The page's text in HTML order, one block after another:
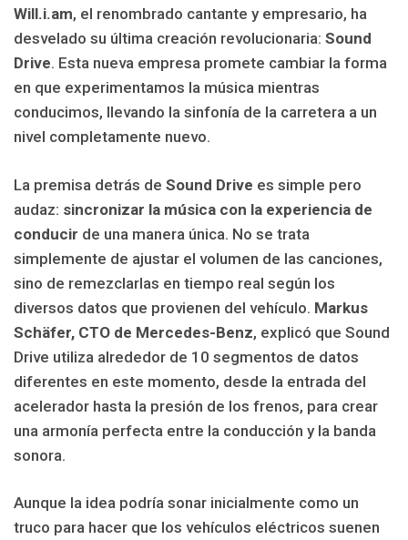
Will.i.am, el renombrado cantante y empresario, ha
desvelado su última creación revolucionaria: Sound
Drive. Esta nueva empresa promete cambiar la forma
en que experimentamos la música mientras
conducimos, llevando la sinfonía de la carretera a un
nivel completamente nuevo.
La premisa detrás de Sound Drive es simple pero
audaz: sincronizar la música con la experiencia de
conducir de una manera única. No se trata
simplemente de ajustar el volumen de las canciones,
sino de remezclarlas en tiempo real según los
diversos datos que provienen del vehículo. Markus
Schäfer, CTO de Mercedes-Benz, explicó que Sound
Drive utiliza alrededor de 10 segmentos de datos
diferentes en este momento, desde la entrada del
acelerador hasta la presión de los frenos, para crear
una armonía perfecta entre la conducción y la banda
sonora.
Aunque la idea podría sonar inicialmente como un
truco para hacer que los vehículos eléctricos suenen